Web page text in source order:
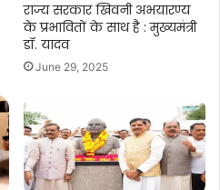
राज्य सरकार खिवनी अभयारण्य
के प्रभावितों के साथ है : मुख्यमंत्री
डॉ. यादव
June 29, 2025